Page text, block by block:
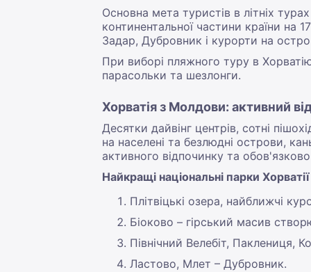
Основна мета туристів в літніх
континентальної частини країни
Задар, Дубровник і курорти на
При виборі пляжного туру в
парасольки та шезлонги.
Хорватія з Молдови: активний
Десятки дайвінг центрів, сотні
на населені та безлюдні острови,
активного відпочинку та обов'язково
Найкращі національні парки
Плітвіцькі озера, найближчі
Біоково – гірський масив
Північний Велебіт, Паклениця,
Ластово, Млет – Дубровник.